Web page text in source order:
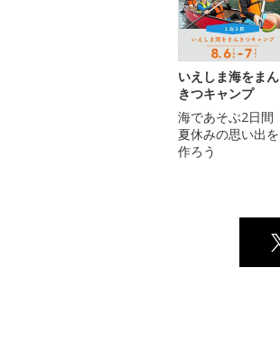
いえしま海をまん
きつキャンプ
海であそぶ2日間
夏休みの思い出を
作ろう